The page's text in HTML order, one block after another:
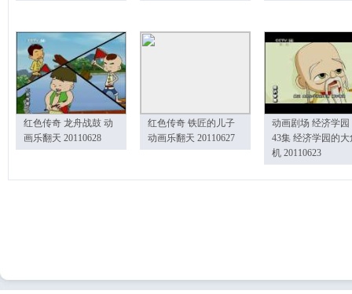
红色传奇 龙舟战鼓 动
画乐翻天 20110628
红色传奇 铁匠的儿子
动画乐翻天 20110627
动画剧场 经济学园
43集 经济学园的大
机 20110623